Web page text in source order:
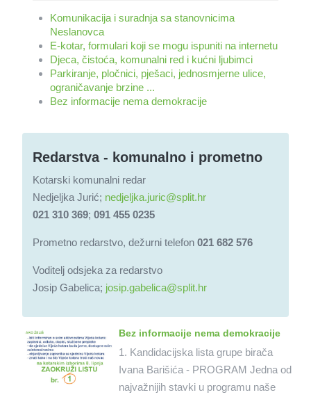
Komunikacija i suradnja sa stanovnicima
Neslanovca
E-kotar, formulari koji se mogu ispuniti na internetu
Djeca, čistoća, komunalni red i kućni ljubimci
Parkiranje, pločnici, pješaci, jednosmjerne ulice,
ograničavanje brzine ...
Bez informacije nema demokracije
Redarstva - komunalno i prometno
Kotarski komunalni redar
Nedjeljka Jurić; nedjeljka.juric@split.hr
021 310 369; 091 455 0235
Prometno redarstvo, dežurni telefon 021 682 576
Voditelj odsjeka za redarstvo
Josip Gabelica; josip.gabelica@split.hr
Bez informacije nema demokracije
1. Kandidacijska lista grupe birača
Ivana Barišića - PROGRAM Jedna od
najvažnijih stavki u programu naše